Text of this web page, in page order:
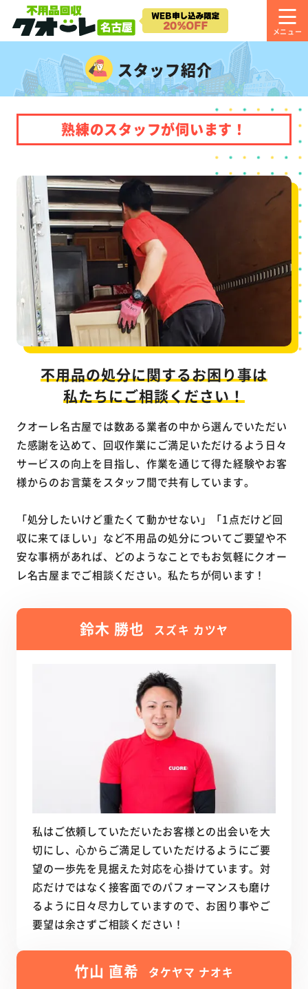
スタッフ紹介
熟練のスタッフが伺います！
不用品の処分に関するお困り事は
私たちにご相談ください！
クオーレ名古屋では数ある業者の中から選んでいただい
た感謝を込めて、回収作業にご満足いただけるよう日々
サービスの向上を目指し、作業を通じて得た経験やお客
様からのお言葉をスタッフ間で共有しています。
「処分したいけど重たくて動かせない」「1点だけど回
収に来てほしい」など不用品の処分についてご要望や不
安な事柄があれば、どのようなことでもお気軽にクオー
レ名古屋までご相談ください。私たちが伺います！
鈴木 勝也 スズキ カツヤ
私はご依頼していただいたお客様との出会いを大
切にし、心からご満足していただけるようにご要
望の一歩先を見据えた対応を心掛けています。対
応だけではなく接客面でのパフォーマンスも磨け
るように日々尽力していますので、お困り事やご
要望は余さずご相談ください！
竹山 直希 タケヤマ ナオキ